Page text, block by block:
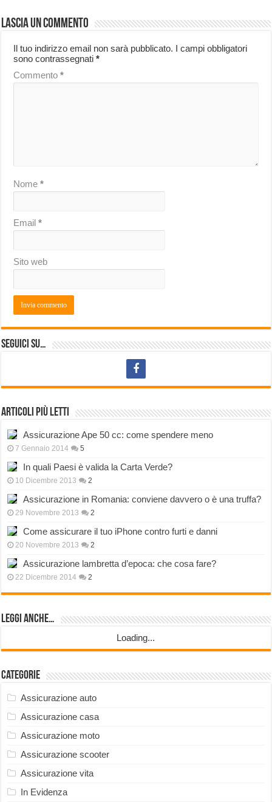
Lascia un commento
Il tuo indirizzo email non sarà pubblicato. I campi obbligatori
sono contrassegnati*
Commento*
Nome*
Email*
Sito web
Seguici su…
Articoli più letti
Assicurazione Ape 50 cc: come spendere meno
7 Gennaio 2014 5
In quali Paesi è valida la Carta Verde?
10 Dicembre 2013 2
Assicurazione in Romania: conviene davvero o è una truffa?
29 Novembre 2013 2
Come assicurare il tuo iPhone contro furti e danni
20 Novembre 2013 2
Assicurazione lambretta d’epoca: che cosa fare?
22 Dicembre 2014 2
Leggi anche…
Loading...
Categorie
Assicurazione auto
Assicurazione casa
Assicurazione moto
Assicurazione scooter
Assicurazione vita
In Evidenza